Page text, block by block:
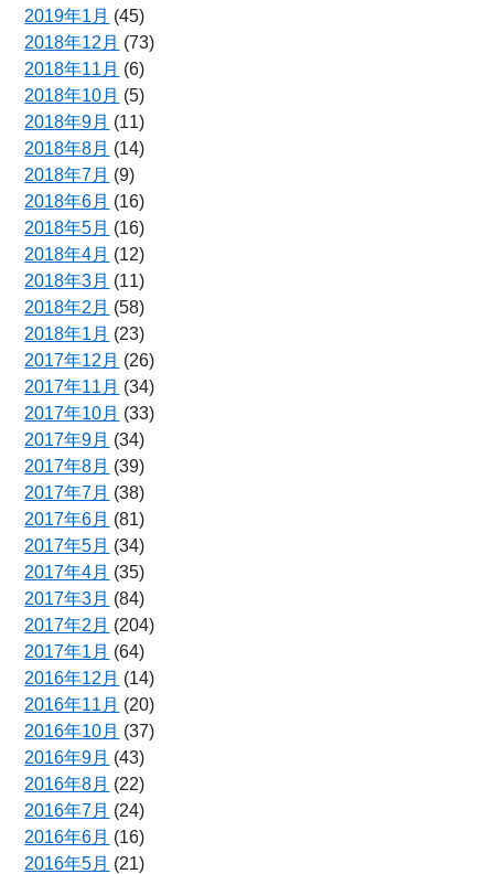
2019年1月 (45)
2018年12月 (73)
2018年11月 (6)
2018年10月 (5)
2018年9月 (11)
2018年8月 (14)
2018年7月 (9)
2018年6月 (16)
2018年5月 (16)
2018年4月 (12)
2018年3月 (11)
2018年2月 (58)
2018年1月 (23)
2017年12月 (26)
2017年11月 (34)
2017年10月 (33)
2017年9月 (34)
2017年8月 (39)
2017年7月 (38)
2017年6月 (81)
2017年5月 (34)
2017年4月 (35)
2017年3月 (84)
2017年2月 (204)
2017年1月 (64)
2016年12月 (14)
2016年11月 (20)
2016年10月 (37)
2016年9月 (43)
2016年8月 (22)
2016年7月 (24)
2016年6月 (16)
2016年5月 (21)